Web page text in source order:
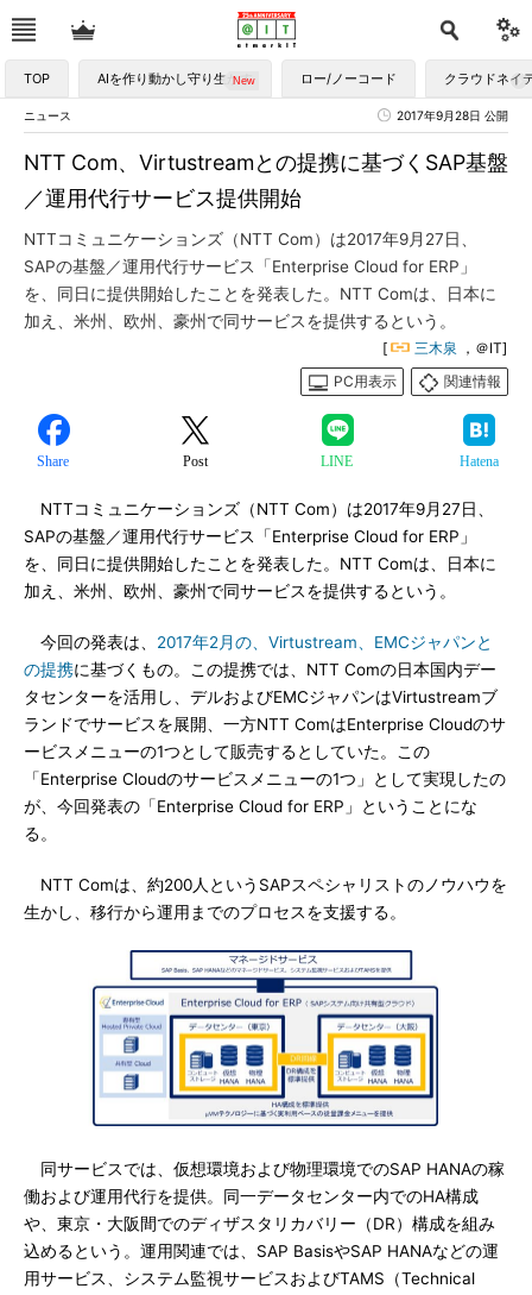
TOP AIを作り動かし守り生かす ロー/ノーコード クラウドネイ
ニュース 2017年9月28日 公開
NTT Com、Virtustreamとの提携に基づくSAP基盤
／運用代行サービス提供開始
NTTコミュニケーションズ（NTT Com）は2017年9月27日、
SAPの基盤／運用代行サービス「Enterprise Cloud for ERP」
を、同日に提供開始したことを発表した。NTT Comは、日本に
加え、米州、欧州、豪州で同サービスを提供するという。
[ 三木泉 ，＠IT]
PC用表示
関連情報
Share Post LINE Hatena
NTTコミュニケーションズ（NTT Com）は2017年9月27日、
SAPの基盤／運用代行サービス「Enterprise Cloud for ERP」
を、同日に提供開始したことを発表した。NTT Comは、日本に
加え、米州、欧州、豪州で同サービスを提供するという。
今回の発表は、 2017年2月の、Virtustream、EMCジャパンと
の提携に基づくもの。この提携では、NTT Comの日本国内デー
タセンターを活用し、デルおよびEMCジャパンはVirtustreamブ
ランドでサービスを展開、一方NTT ComはEnterprise Cloudのサ
ービスメニューの1つとして販売するとしていた。この
「Enterprise Cloudのサービスメニューの1つ」として実現したの
が、今回発表の「Enterprise Cloud for ERP」ということにな
る。
NTT Comは、約200人というSAPスペシャリストのノウハウを
生かし、移行から運用までのプロセスを支援する。
同サービスでは、仮想環境および物理環境でのSAP HANAの稼
働および運用代行を提供。同一データセンター内でのHA構成
や、東京・大阪間でのディザスタリカバリー（DR）構成を組み
込めるという。運用関連では、SAP BasisやSAP HANAなどの運
用サービス、システム監視サービスおよびTAMS（Technical